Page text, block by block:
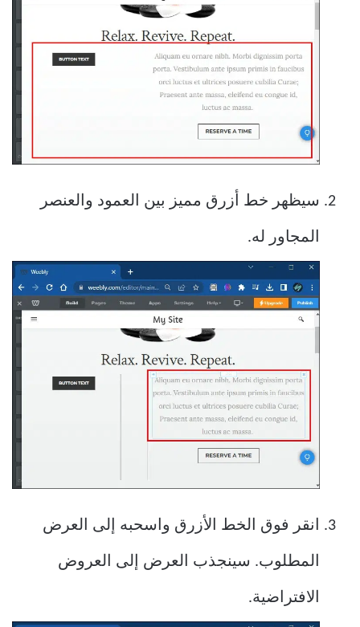
سيظهر خط أزرق مميز بين العمود والعنصر
المجاور له.
انقر فوق الخط الأزرق واسحبه إلى العرض
المطلوب. سينجذب العرض إلى العروض
الافتراضية.